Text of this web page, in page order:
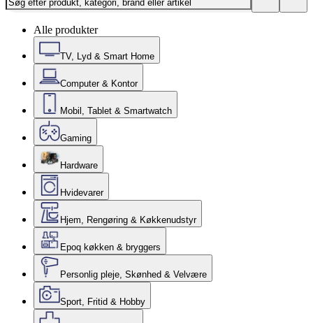
Alle produkter
TV, Lyd & Smart Home
Computer & Kontor
Mobil, Tablet & Smartwatch
Gaming
Hardware
Hvidevarer
Hjem, Rengøring & Køkkenudstyr
Epoq køkken & bryggers
Personlig pleje, Skønhed & Velvære
Sport, Fritid & Hobby